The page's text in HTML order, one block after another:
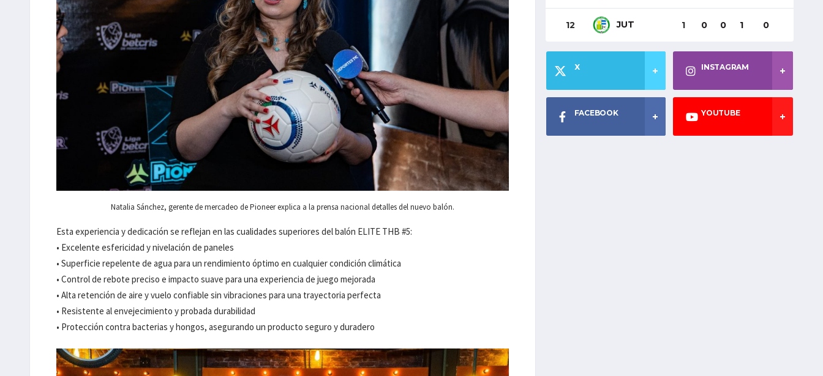
Natalia Sánchez, gerente de mercadeo de Pioneer explica a la prensa nacional detalles del nuevo balón.
Esta experiencia y dedicación se reflejan en las cualidades superiores del balón ELITE THB #5:
• Excelente esfericidad y nivelación de paneles
• Superficie repelente de agua para un rendimiento óptimo en cualquier condición climática
• Control de rebote preciso e impacto suave para una experiencia de juego mejorada
• Alta retención de aire y vuelo confiable sin vibraciones para una trayectoria perfecta
• Resistente al envejecimiento y probada durabilidad
• Protección contra bacterias y hongos, asegurando un producto seguro y duradero
12 JUT 1 0 0 1 0
X INSTAGRAM
FACEBOOK YOUTUBE